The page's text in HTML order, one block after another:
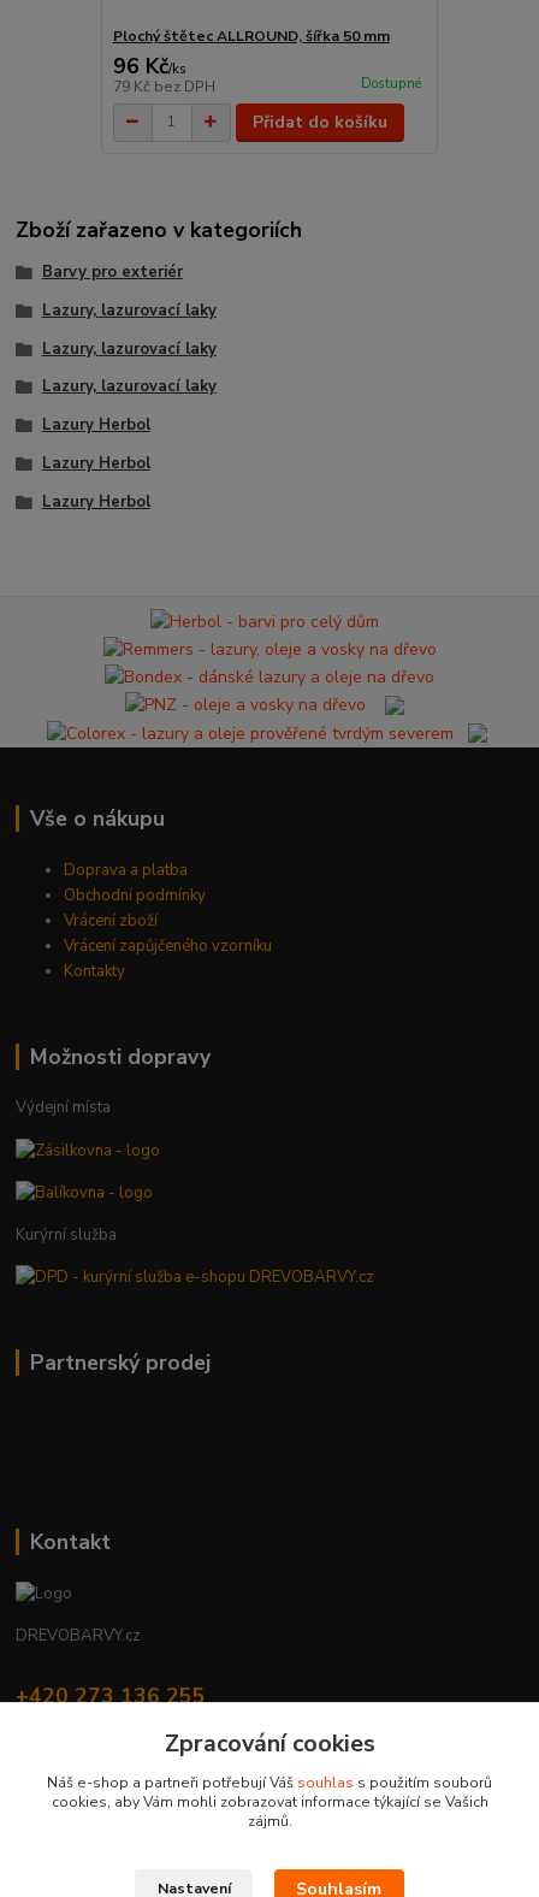
Plochý štětec ALLROUND, šířka 50 mm
96 Kč/ks
79 Kč bez DPH Dostupné
Přidat do košíku
Zboží zařazeno v kategoriích
Barvy pro exteriér
Lazury, lazurovací laky
Lazury, lazurovací laky
Lazury, lazurovací laky
Lazury Herbol
Lazury Herbol
Lazury Herbol
Vše o nákupu
Doprava a platba
Obchodní podmínky
Vrácení zboží
Vrácení zapůjčeného vzorníku
Kontakty
Možnosti dopravy
Výdejní místa
Kurýrní služba
Partnerský prodej
Kontakt
DREVOBARVY.cz
+420 273 136 255
Zpracování cookies
Náš e-shop a partneři potřebují Váš souhlas s použitím souborů
cookies, aby Vám mohli zobrazovat informace týkající se Vašich
zájmů.
Nastavení Souhlasím